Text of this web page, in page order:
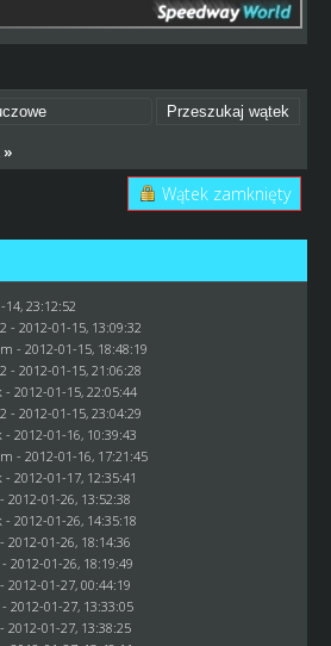
»
Wątek zamknięty
14, 23:12:52
- 2012-01-15, 13:09:32
- 2012-01-15, 18:48:19
- 2012-01-15, 21:06:28
- 2012-01-15, 22:05:44
- 2012-01-15, 23:04:29
- 2012-01-16, 10:39:43
- 2012-01-16, 17:21:45
- 2012-01-17, 12:35:41
2012-01-26, 13:52:38
- 2012-01-26, 14:35:18
2012-01-26, 18:14:36
2012-01-26, 18:19:49
2012-01-27, 00:44:19
2012-01-27, 13:33:05
2012-01-27, 13:38:25